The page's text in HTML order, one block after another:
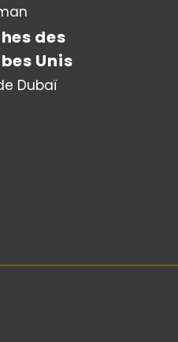
des
Unis
Dubaï